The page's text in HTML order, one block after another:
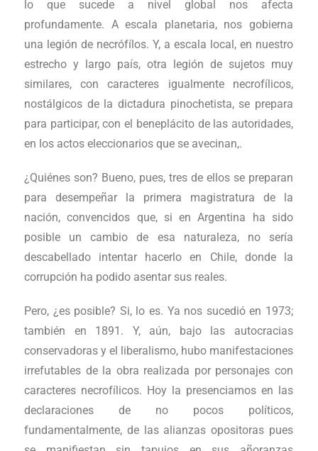
lo que sucede a nivel global nos afecta
profundamente. A escala planetaria, nos gobierna
una legión de necrófílos. Y, a escala local, en nuestro
estrecho y largo país, otra legión de sujetos muy
similares, con caracteres igualmente necrofílicos,
nostálgicos de la dictadura pinochetista, se prepara
para participar, con el beneplácito de las autoridades,
en los actos eleccionarios que se avecinan,.
¿Quiénes son? Bueno, pues, tres de ellos se preparan
para desempeñar la primera magistratura de la
nación, convencidos que, si en Argentina ha sido
posible un cambio de esa naturaleza, no sería
descabellado intentar hacerlo en Chile, donde la
corrupción ha podido asentar sus reales.
Pero, ¿es posible? Si, lo es. Ya nos sucedió en 1973;
también en 1891. Y, aún, bajo las autocracias
conservadoras y el liberalismo, hubo manifestaciones
irrefutables de la obra realizada por personajes con
caracteres necrofílicos. Hoy la presenciamos en las
declaraciones de no pocos políticos,
fundamentalmente, de las alianzas opositoras pues